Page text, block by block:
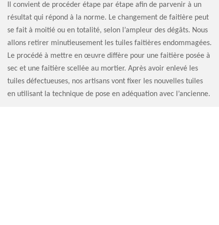
Il convient de procéder étape par étape afin de parvenir à un
résultat qui répond à la norme. Le changement de faitière peut
se fait à moitié ou en totalité, selon l’ampleur des dégâts. Nous
allons retirer minutieusement les tuiles faitières endommagées.
Le procédé à mettre en œuvre diffère pour une faitière posée à
sec et une faitière scellée au mortier. Après avoir enlevé les
tuiles défectueuses, nos artisans vont fixer les nouvelles tuiles
en utilisant la technique de pose en adéquation avec l’ancienne.